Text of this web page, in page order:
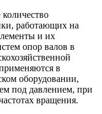
работающих на
и их
опор валов в
в
оборудовании,
под давлением, при
вращения.